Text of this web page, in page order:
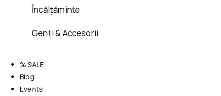
Încălțăminte
Genți & Accesorii
% SALE
Blog
Events